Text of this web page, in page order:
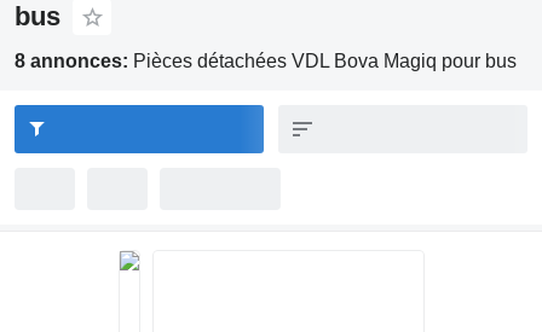
bus
8 annonces: Pièces détachées VDL Bova Magiq pour bus